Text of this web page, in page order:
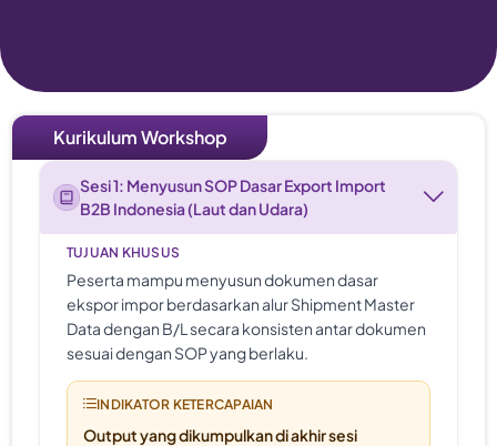
Kurikulum Workshop
Sesi 1: Menyusun SOP Dasar Export Import
B2B Indonesia (Laut dan Udara)
TUJUAN KHUSUS
Peserta mampu menyusun dokumen dasar
ekspor impor berdasarkan alur Shipment Master
Data dengan B/L secara konsisten antar dokumen
sesuai dengan SOP yang berlaku.
INDIKATOR KETERCAPAIAN
Output yang dikumpulkan di akhir sesi